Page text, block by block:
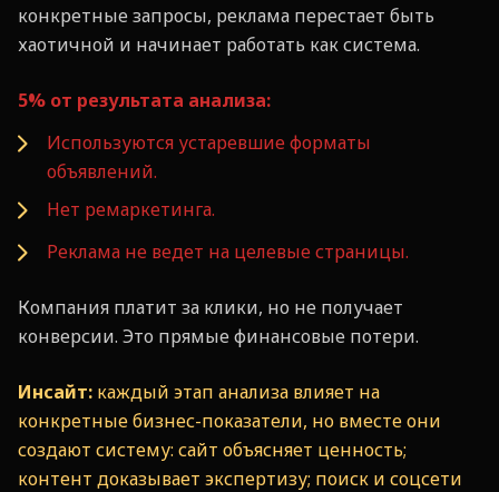
конкретные запросы, реклама перестает быть
хаотичной и начинает работать как система.
5% от результата анализа:
Используются устаревшие форматы
объявлений.
Нет ремаркетинга.
Реклама не ведет на целевые страницы.
Компания платит за клики, но не получает
конверсии. Это прямые финансовые потери.
Инсайт: каждый этап анализа влияет на
конкретные бизнес-показатели, но вместе они
создают систему: сайт объясняет ценность;
контент доказывает экспертизу; поиск и соцсети